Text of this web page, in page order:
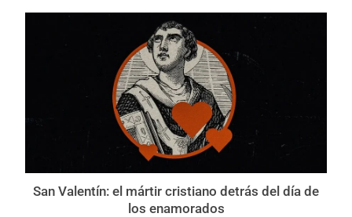
San Valentín: el mártir cristiano detrás del día de
los enamorados